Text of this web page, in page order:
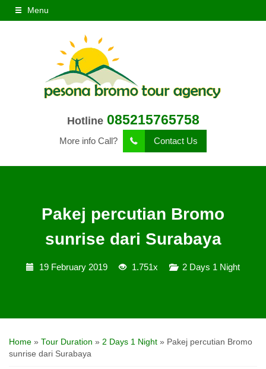
Menu
Hotline 085215765758
More info Call? Contact Us
Pakej percutian Bromo
sunrise dari Surabaya
19 February 2019 1.751x 2 Days 1 Night
Home » Tour Duration » 2 Days 1 Night » Pakej percutian Bromo
sunrise dari Surabaya